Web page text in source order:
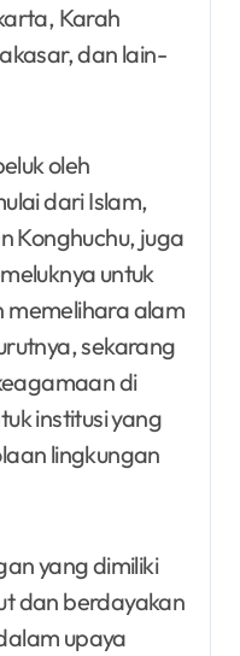
Karah
dan lain-
oleh
dari Islam,
Konghuchu, juga
untuk
memelihara alam
sekarang
di
institusi yang
lingkungan
yang dimiliki
dan berdayakan
upaya